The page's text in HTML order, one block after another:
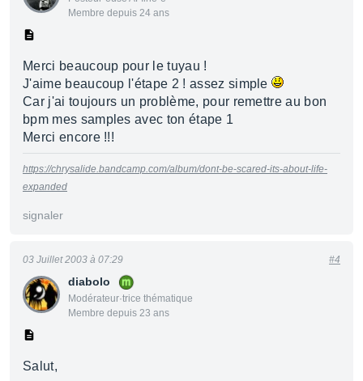
Membre depuis 24 ans
Merci beaucoup pour le tuyau !
J'aime beaucoup l'étape 2 ! assez simple
Car j'ai toujours un problème, pour remettre au bon
bpm mes samples avec ton étape 1
Merci encore !!!
https://chrysalide.bandcamp.com/album/dont-be-scared-its-about-life-
expanded
signaler
diabolo
Modérateur·trice thématique
Membre depuis 23 ans
03 Juillet 2003 à 07:29 #4
Salut,